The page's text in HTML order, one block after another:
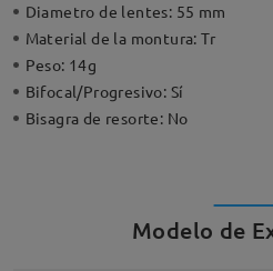
Diametro de lentes: 55 mm
Material de la montura:Tr
Peso: 14g
Bifocal/Progresivo: Sí
Bisagra de resorte: No
Modelo de